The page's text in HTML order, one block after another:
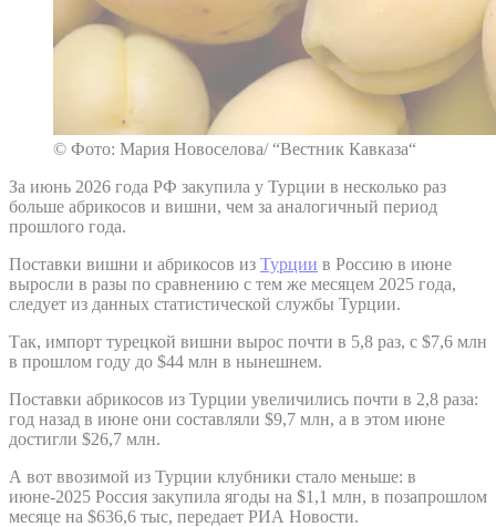
© Фото: Мария Новоселова/ “Вестник Кавказа“
За июнь 2026 года РФ закупила у Турции в несколько раз
больше абрикосов и вишни, чем за аналогичный период
прошлого года.
Поставки вишни и абрикосов из Турции в Россию в июне
выросли в разы по сравнению с тем же месяцем 2025 года,
следует из данных статистической службы Турции.
Так, импорт турецкой вишни вырос почти в 5,8 раз, с $7,6 млн
в прошлом году до $44 млн в нынешнем.
Поставки абрикосов из Турции увеличились почти в 2,8 раза:
год назад в июне они составляли $9,7 млн, а в этом июне
достигли $26,7 млн.
А вот ввозимой из Турции клубники стало меньше: в
июне-2025 Россия закупила ягоды на $1,1 млн, в позапрошлом
месяце на $636,6 тыс, передает РИА Новости.